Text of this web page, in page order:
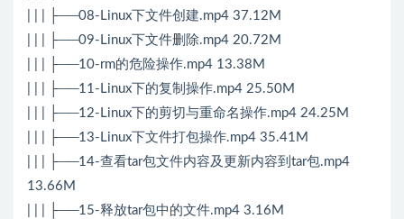
| | | ├──08-Linux下文件创建.mp4 37.12M
| | | ├──09-Linux下文件删除.mp4 20.72M
| | | ├──10-rm的危险操作.mp4 13.38M
| | | ├──11-Linux下的复制操作.mp4 25.50M
| | | ├──12-Linux下的剪切与重命名操作.mp4 24.25M
| | | ├──13-Linux下文件打包操作.mp4 35.41M
| | | ├──14-查看tar包文件内容及更新内容到tar包.mp4
13.66M
| | | ├──15-释放tar包中的文件.mp4 3.16M